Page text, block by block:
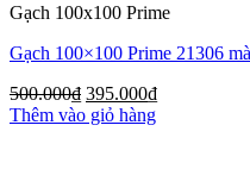
Gạch 100x100 Prime
Gạch 100×100 Prime 21306
500.000₫ 395.000₫
Thêm vào giỏ hàng